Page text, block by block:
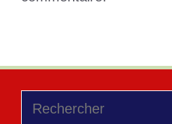
Rechercher